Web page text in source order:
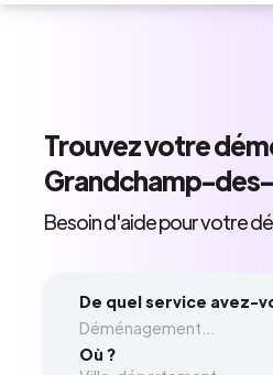
Trouvezvotre
Grandchamp-
Besoin d'aide pour votre
De quel service avez-
Déménagement...
Où ?